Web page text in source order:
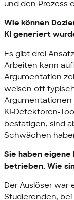
und den Prozess
Wie können
KI generiert
Es gibt drei
Arbeiten kann
Argumentation
weisen oft
Argumentationen
KI-Detektoren-
bestätigen, sind
Schwächen
Sie haben eigene
betrieben. Wie
Der Auslöser
Studierenden,